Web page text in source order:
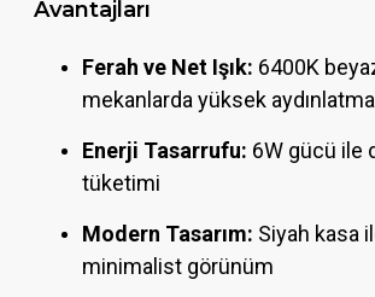
Avantajları
Ferah ve Net Işık: 6400K
mekanlarda yüksek
Enerji Tasarrufu: 6W gücü ile
tüketimi
Modern Tasarım: Siyah kasa
minimalist görünüm